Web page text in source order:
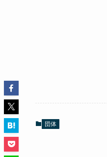
団体